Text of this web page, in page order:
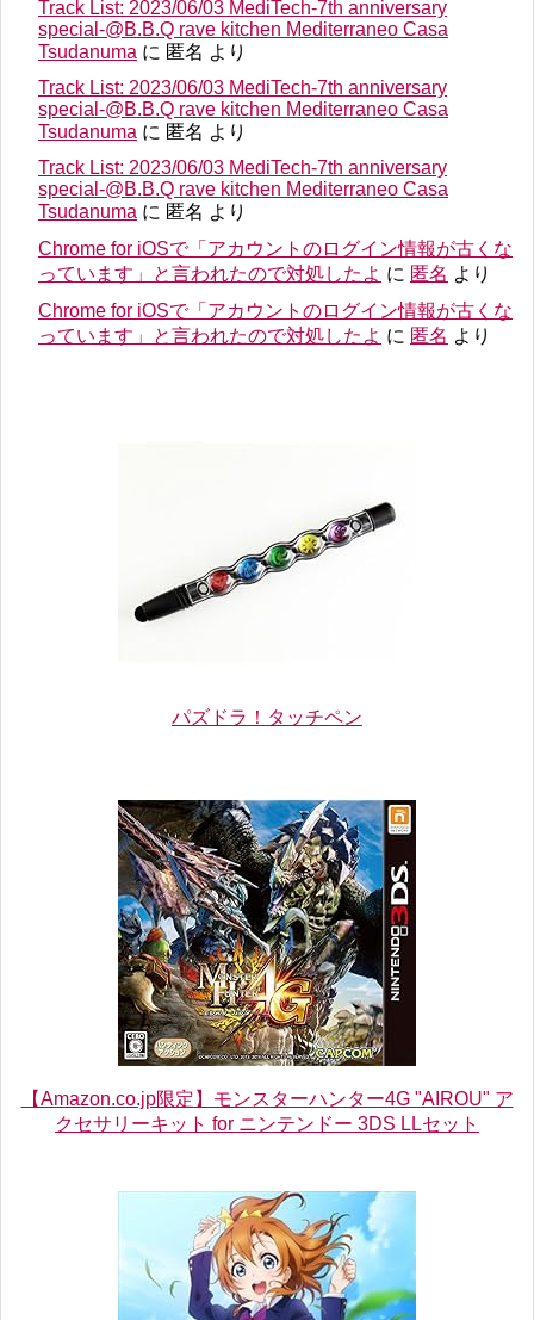
Track List: 2023/06/03 MediTech-7th anniversary
special-@B.B.Q rave kitchen Mediterraneo Casa
Tsudanuma に 匿名 より
Track List: 2023/06/03 MediTech-7th anniversary
special-@B.B.Q rave kitchen Mediterraneo Casa
Tsudanuma に 匿名 より
Track List: 2023/06/03 MediTech-7th anniversary
special-@B.B.Q rave kitchen Mediterraneo Casa
Tsudanuma に 匿名 より
Chrome for iOSで「アカウントのログイン情報が古くな
っています」と言われたので対処したよ に 匿名 より
Chrome for iOSで「アカウントのログイン情報が古くな
っています」と言われたので対処したよ に 匿名 より
パズドラ！タッチペン
【Amazon.co.jp限定】モンスターハンター4G "AIROU" ア
クセサリーキット for ニンテンドー 3DS LLセット